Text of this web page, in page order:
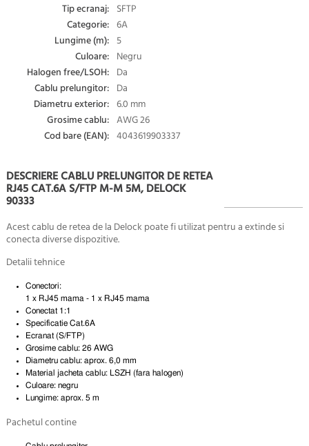
Tip ecranaj: SFTP
Categorie: 6A
Lungime (m): 5
Culoare: Negru
Halogen free/LSOH: Da
Cablu prelungitor: Da
Diametru exterior: 6.0 mm
Grosime cablu: AWG 26
Cod bare (EAN): 4043619903337
DESCRIERE CABLU PRELUNGITOR DE RETEA
RJ45 CAT.6A S/FTP M-M 5M, DELOCK
90333
Acest cablu de retea de la Delock poate fi utilizat pentru a extinde si
conecta diverse dispozitive.
Detalii tehnice
Conectori:
1 x RJ45 mama - 1 x RJ45 mama
Conectat 1:1
Specificatie Cat.6A
Ecranat (S/FTP)
Grosime cablu: 26 AWG
Diametru cablu: aprox. 6,0 mm
Material jacheta cablu: LSZH (fara halogen)
Culoare: negru
Lungime: aprox. 5 m
Pachetul contine